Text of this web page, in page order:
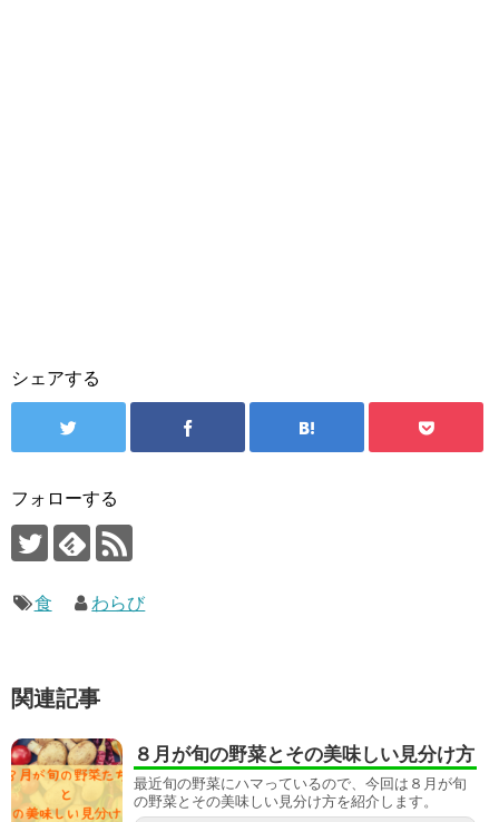
シェアする
フォローする
食 わらび
関連記事
８月が旬の野菜とその美味しい見分け方
最近旬の野菜にハマっているので、今回は８月が旬
の野菜とその美味しい見分け方を紹介します。